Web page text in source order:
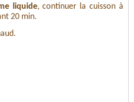
liquide, continuer la cuisson à
20 min.